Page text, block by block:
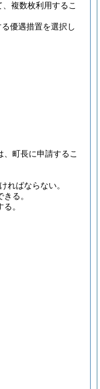
複数枚利用するこ
優遇措置を選択し
町長に申請するこ
ればならない。
る。
。